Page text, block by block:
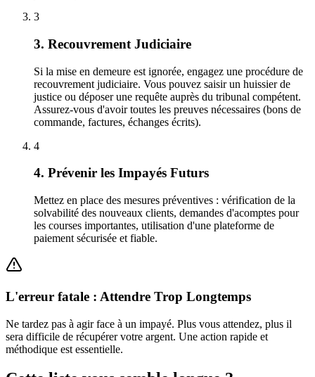
3
3. Recouvrement Judiciaire
Si la mise en demeure est ignorée, engagez une procédure de
recouvrement judiciaire. Vous pouvez saisir un huissier de
justice ou déposer une requête auprès du tribunal compétent.
Assurez-vous d'avoir toutes les preuves nécessaires (bons de
commande, factures, échanges écrits).
4
4. Prévenir les Impayés Futurs
Mettez en place des mesures préventives : vérification de la
solvabilité des nouveaux clients, demandes d'acomptes pour
les courses importantes, utilisation d'une plateforme de
paiement sécurisée et fiable.
L'erreur fatale : Attendre Trop Longtemps
Ne tardez pas à agir face à un impayé. Plus vous attendez, plus il
sera difficile de récupérer votre argent. Une action rapide et
méthodique est essentielle.